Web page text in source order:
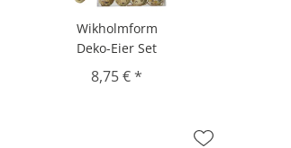
Wikholmform
Deko-Eier Set
8,75 € *